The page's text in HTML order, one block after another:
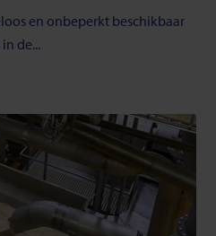
en onbeperkt beschikbaar
de...